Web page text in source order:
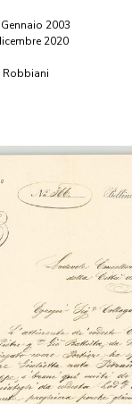
2003
2020
Robbiani